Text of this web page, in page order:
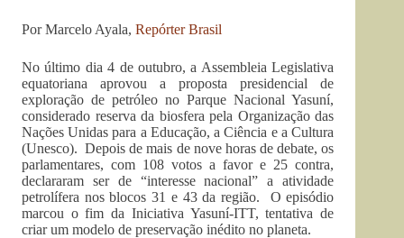
Por Marcelo Ayala, Repórter Brasil
No último dia 4 de outubro, a Assembleia Legislativa
equatoriana aprovou a proposta presidencial de
exploração de petróleo no Parque Nacional Yasuní,
considerado reserva da biosfera pela Organização das
Nações Unidas para a Educação, a Ciência e a Cultura
(Unesco). Depois de mais de nove horas de debate, os
parlamentares, com 108 votos a favor e 25 contra,
declararam ser de “interesse nacional” a atividade
petrolífera nos blocos 31 e 43 da região. O episódio
marcou o fim da Iniciativa Yasuní-ITT, tentativa de
criar um modelo de preservação inédito no planeta.